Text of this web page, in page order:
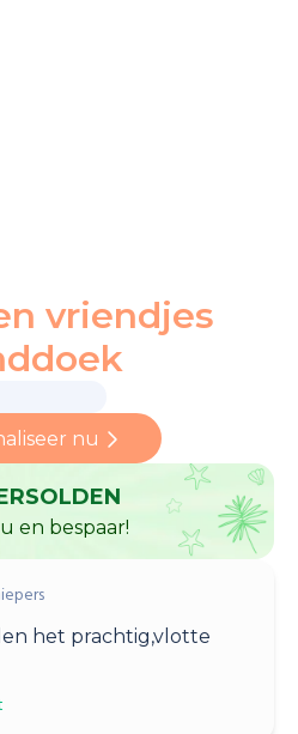
vriendjes
nu
en bespaar!
het prachtig,vlotte